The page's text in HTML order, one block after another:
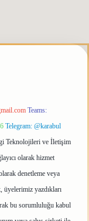
Teams:
Telegram: @karabul
Teknolojileri ve İletişim
olarak hizmet
denetleme veya
üyelerimiz yazdıkları
bu sorumluluğu kabul